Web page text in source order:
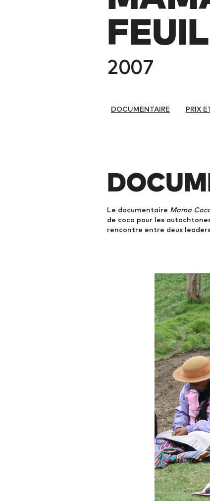
2007
DOCUMENTAIRE PRIX
Le documentaire Mama
de coca pour les
rencontre entre deux